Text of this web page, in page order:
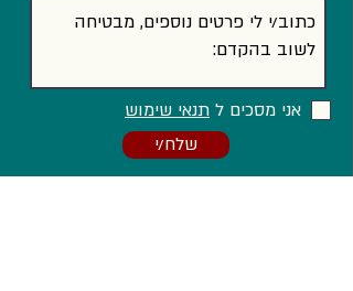
אני מסכים ל תנאי שימוש
שלח/י